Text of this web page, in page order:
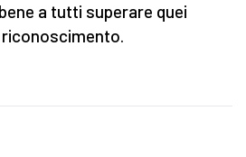
a tutti superare quei